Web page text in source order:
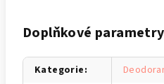
Doplňkové parametry
Kategorie: